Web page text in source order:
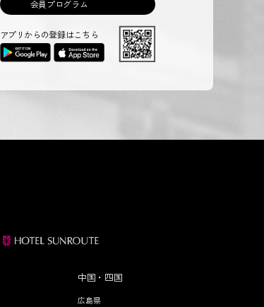
会員プログラム
アプリからの登録はこちら
中国・四国
広島県